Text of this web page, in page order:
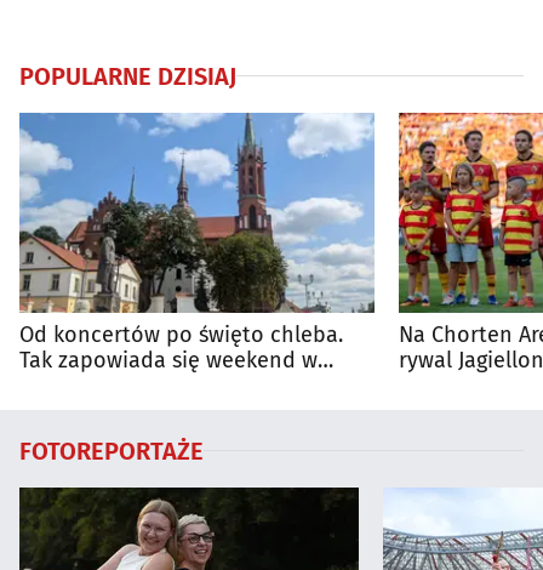
POPULARNE DZISIAJ
Od koncertów po święto chleba.
Tak zapowiada się weekend w
Na Chorten
rywal
FOTOREPORTAŻE